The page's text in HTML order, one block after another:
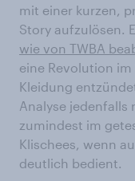
mit einer kurzen,
Story aufzulösen.
wie von TWBA
eine Revolution
Kleidung
Analyse jedenfalls
zumindest im
Klischees, wenn
deutlich bedient.